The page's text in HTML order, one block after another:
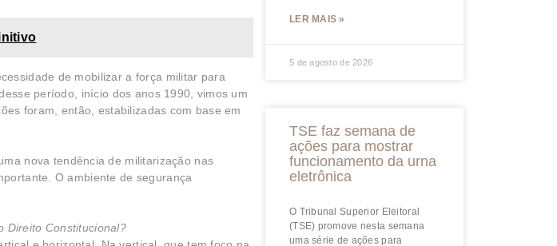
de mobilizar a força militar para
período, início dos anos 1990, vimos um
foram, então, estabilizadas com base em
nova tendência de militarização nas
O ambiente de segurança
Direito Constitucional?
LER MAIS »
5 de agosto de 2026
TSE faz semana de
ações para mostrar
funcionamento da urna
eletrônica
O Tribunal Superior Eleitoral
(TSE) promove nesta semana
uma série de ações para